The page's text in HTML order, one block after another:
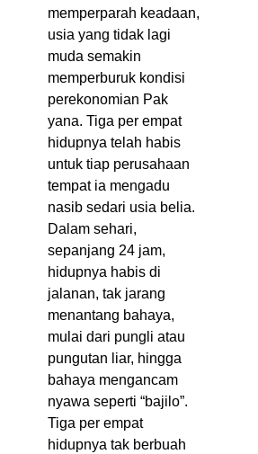
memperparah keadaan,
usia yang tidak lagi
muda semakin
memperburuk kondisi
perekonomian Pak
yana. Tiga per empat
hidupnya telah habis
untuk tiap perusahaan
tempat ia mengadu
nasib sedari usia belia.
Dalam sehari,
sepanjang 24 jam,
hidupnya habis di
jalanan, tak jarang
menantang bahaya,
mulai dari pungli atau
pungutan liar, hingga
bahaya mengancam
nyawa seperti “bajilo”.
Tiga per empat
hidupnya tak berbuah